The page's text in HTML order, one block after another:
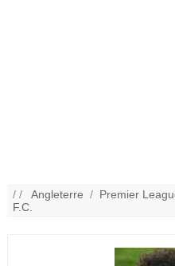
/ /Angleterre / Premier
F.C.